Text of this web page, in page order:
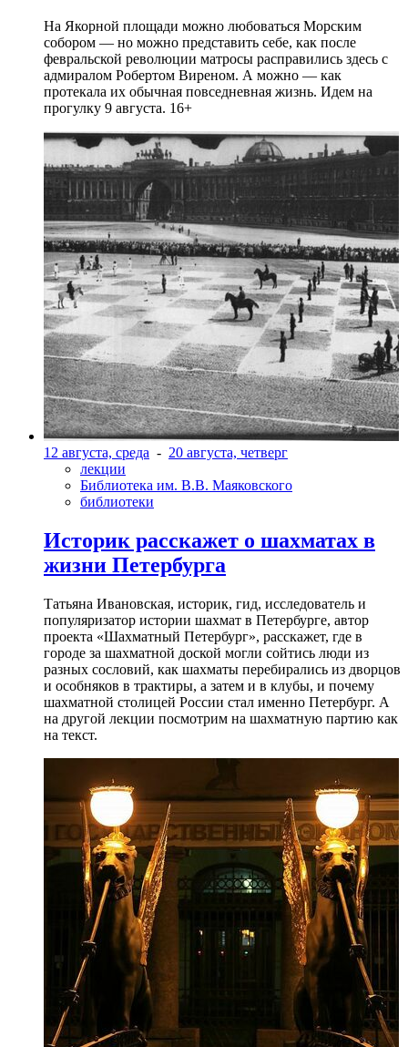
На Якорной площади можно любоваться Морским
собором — но можно представить себе, как после
февральской революции матросы расправились здесь с
адмиралом Робертом Виреном. А можно — как
протекала их обычная повседневная жизнь. Идем на
прогулку 9 августа. 16+
12 августа, среда - 20 августа, четверг
лекции
Библиотека им. В.В. Маяковского
библиотеки
Историк расскажет о шахматах в
жизни Петербурга
Татьяна Ивановская, историк, гид, исследователь и
популяризатор истории шахмат в Петербурге, автор
проекта «Шахматный Петербург», расскажет, где в
городе за шахматной доской могли сойтись люди из
разных сословий, как шахматы перебирались из дворцов
и особняков в трактиры, а затем и в клубы, и почему
шахматной столицей России стал именно Петербург. А
на другой лекции посмотрим на шахматную партию как
на текст.